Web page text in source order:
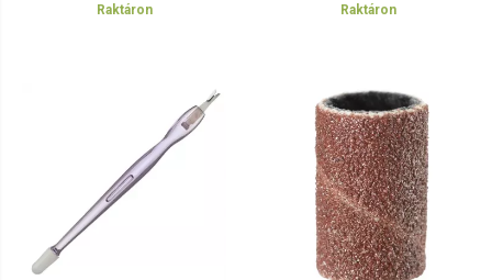
Raktáron Raktáron